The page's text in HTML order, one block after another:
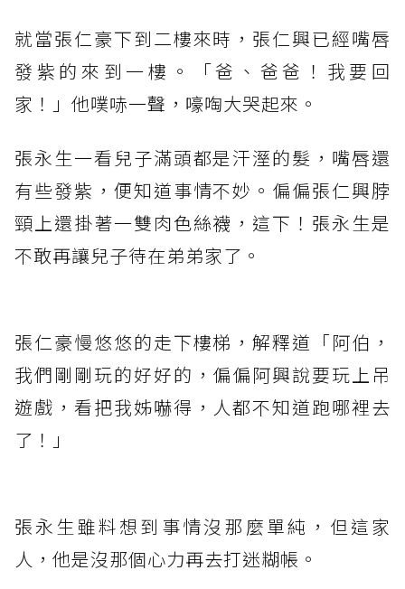
就當張仁豪下到二樓來時，張仁興已經嘴唇
發紫的來到一樓。「爸、爸爸！我要回
家！」他噗哧一聲，嚎啕大哭起來。
張永生一看兒子滿頭都是汗溼的髮，嘴唇還
有些發紫，便知道事情不妙。偏偏張仁興脖
頸上還掛著一雙肉色絲襪，這下！張永生是
不敢再讓兒子待在弟弟家了。
張仁豪慢悠悠的走下樓梯，解釋道「阿伯，
我們剛剛玩的好好的，偏偏阿興說要玩上吊
遊戲，看把我姊嚇得，人都不知道跑哪裡去
了！」
張永生雖料想到事情沒那麼單純，但這家
人，他是沒那個心力再去打迷糊帳。